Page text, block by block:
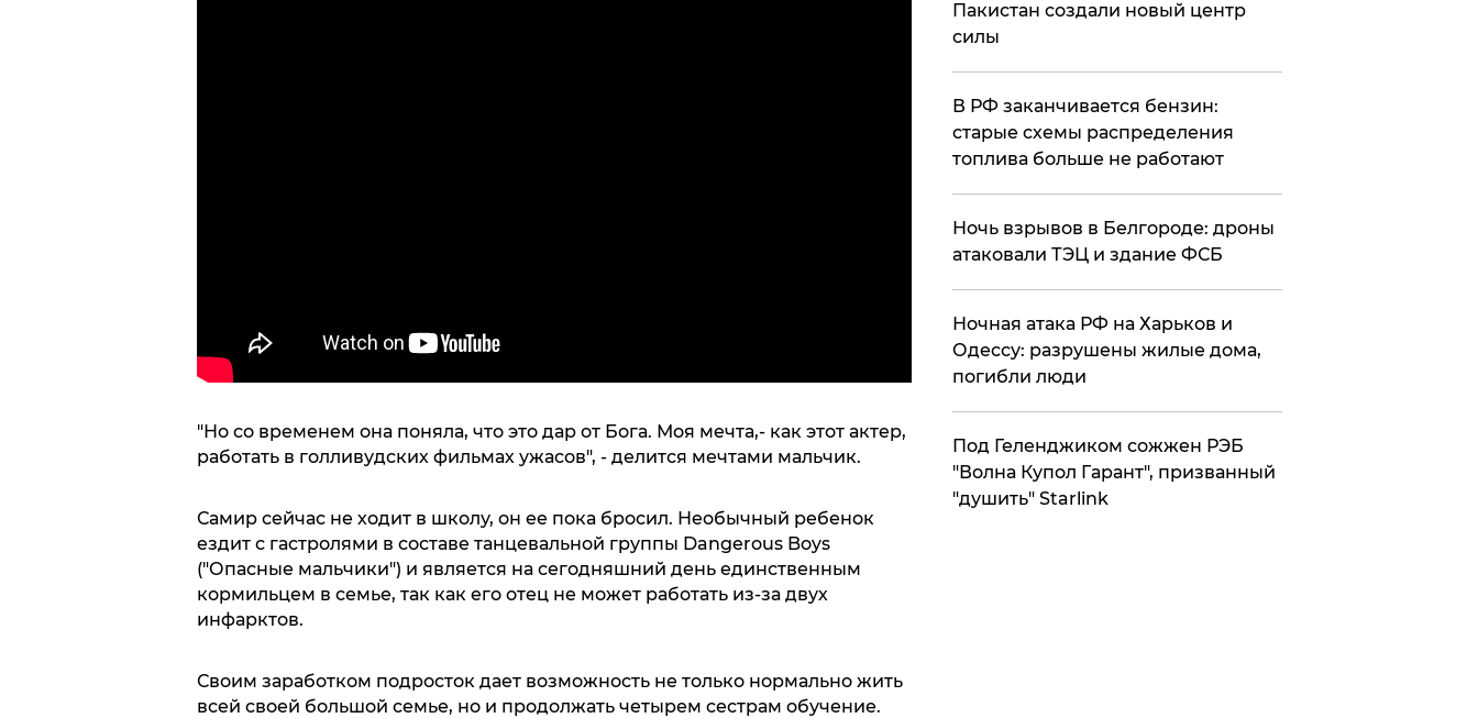
"Но со временем она поняла, что это дар от Бога. Моя мечта,- как этот актер,
работать в голливудских фильмах ужасов", - делится мечтами мальчик.
Самир сейчас не ходит в школу, он ее пока бросил. Необычный ребенок
ездит с гастролями в составе танцевальной группы Dangerous Boys
("Опасные мальчики") и является на сегодняшний день единственным
кормильцем в семье, так как его отец не может работать из-за двух
инфарктов.
Своим заработком подросток дает возможность не только нормально жить
всей своей большой семье, но и продолжать четырем сестрам обучение.
Пакистан создали новый центр
силы
​В РФ заканчивается бензин:
старые схемы распределения
топлива больше не работают
​Ночь взрывов в Белгороде: дроны
атаковали ТЭЦ и здание ФСБ
​Ночная атака РФ на Харьков и
Одессу: разрушены жилые дома,
погибли люди
Под Геленджиком сожжен РЭБ
"Волна Купол Гарант", призванный
"душить" Starlink